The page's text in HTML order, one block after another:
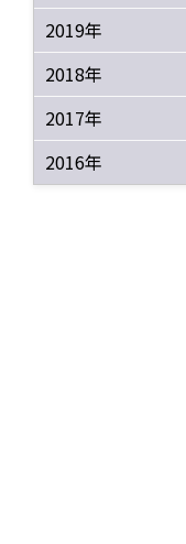
2019年
2018年
2017年
2016年